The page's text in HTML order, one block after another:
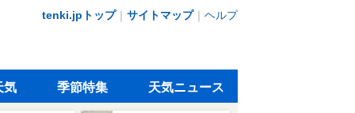
tenki.jpトップ｜ サイトマップ｜ ヘルプ
気 季節特集 天気ニュース